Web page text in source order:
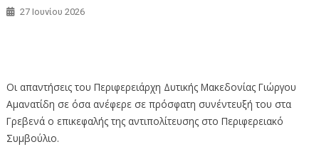
27 Ιουνίου 2026
Οι απαντήσεις του Περιφερειάρχη Δυτικής Μακεδονίας Γιώργου
Αμανατίδη σε όσα ανέφερε σε πρόσφατη συνέντευξή του στα
Γρεβενά ο επικεφαλής της αντιπολίτευσης στο Περιφερειακό
Συμβούλιο.